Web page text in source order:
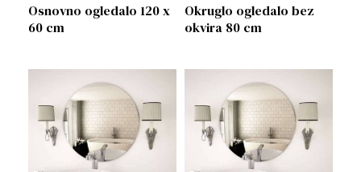
Osnovno ogledalo 120 x
60 cm
Okruglo ogledalo bez
okvira 80 cm